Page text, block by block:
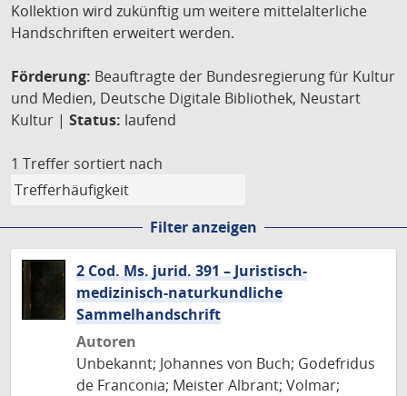
Kollektion wird zukünftig um weitere mittelalterliche
Handschriften erweitert werden.
Förderung: Beauftragte der Bundesregierung für Kultur
und Medien, Deutsche Digitale Bibliothek, Neustart
Kultur | Status: laufend
1 Treffer sortiert nach
Filter anzeigen
2 Cod. Ms. jurid. 391 – Juristisch-
medizinisch-naturkundliche
Sammelhandschrift
Autoren
Unbekannt; Johannes von Buch; Godefridus
de Franconia; Meister Albrant; Volmar;